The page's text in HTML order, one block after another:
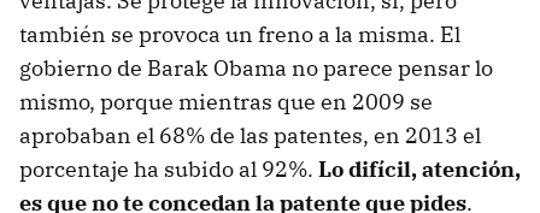
también se provoca un freno a la misma. El
gobierno de Barak Obama no parece pensar lo
mismo, porque mientras que en 2009 se
aprobaban el 68% de las patentes, en 2013 el
porcentaje ha subido al 92%. Lo difícil, atención,
es que no te concedan la patente que pides.